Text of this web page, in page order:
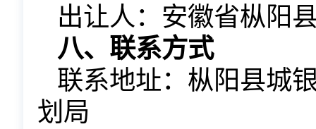
出让人：安徽省枞阳
八、联系方式
联系地址：枞阳县城
划局